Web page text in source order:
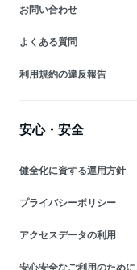
お問い合わせ
よくある質問
利用規約の違反報告
安心・安全
健全化に資する運用方針
プライバシーポリシー
アクセスデータの利用
安心安全なご利用のために